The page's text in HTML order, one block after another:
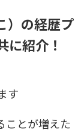
）の経歴プ
に紹介！
す
ことが増えた